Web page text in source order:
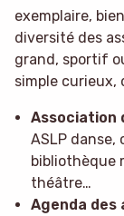
exemplaire,
diversité des
grand, sportif
simple curieux,
Association
ASLP danse,
bibliothèque
théâtre…
Agenda des